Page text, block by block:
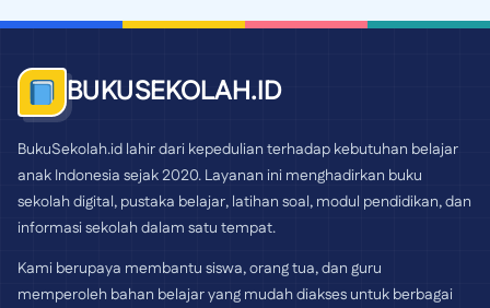
BUKUSEKOLAH.ID
BukuSekolah.id lahir dari kepedulian terhadap kebutuhan belajar
anak Indonesia sejak 2020. Layanan ini menghadirkan buku
sekolah digital, pustaka belajar, latihan soal, modul pendidikan, dan
informasi sekolah dalam satu tempat.
Kami berupaya membantu siswa, orang tua, dan guru
memperoleh bahan belajar yang mudah diakses untuk berbagai